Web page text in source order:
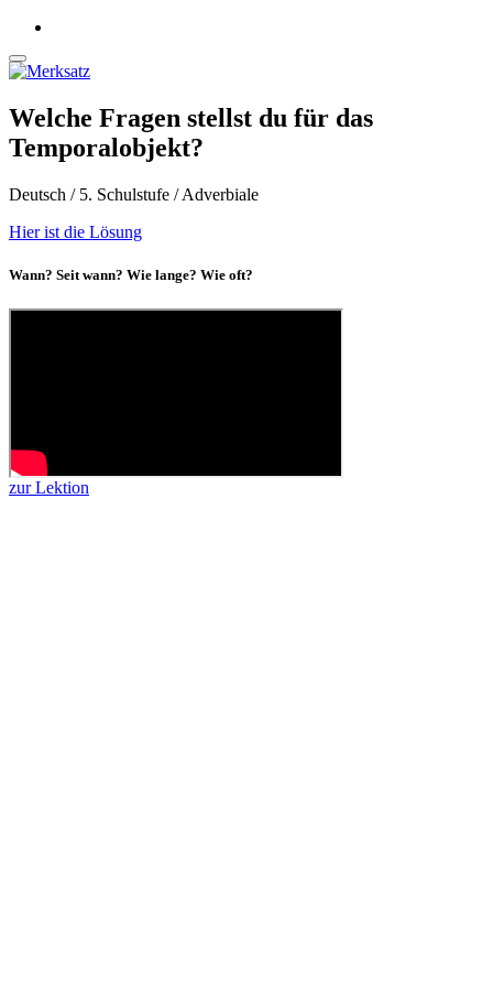
Welche Fragen stellst du für das
Temporalobjekt?
Deutsch / 5. Schulstufe / Adverbiale
Hier ist die Lösung
Wann? Seit wann? Wie lange? Wie oft?
zur Lektion